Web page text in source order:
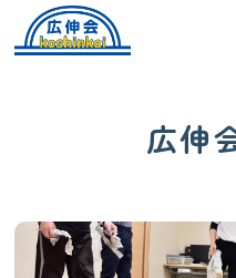
広伸